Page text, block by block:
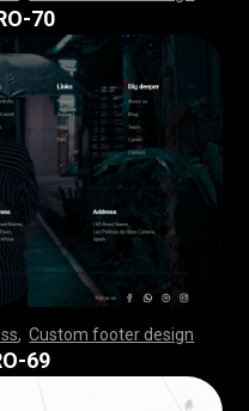
70
,Custom footer design
,,, ,,,,,,,,,,,,,,,,,,,,,,,,
,,, ,,,,,,,,,,,,,,,,,,,,,,,,
69